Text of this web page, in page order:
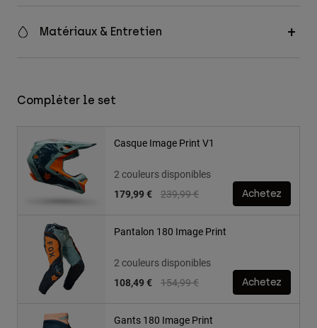
Matériaux & Entretien
Compléter le set
Casque Image Print V1
2 couleurs disponibles
Price reduced from
239,99 €to
179,99 € Achetez
Pantalon 180 Image Print
2 couleurs disponibles
Price reduced from
154,99 €to
108,49 € Achetez
Gants 180 Image Print